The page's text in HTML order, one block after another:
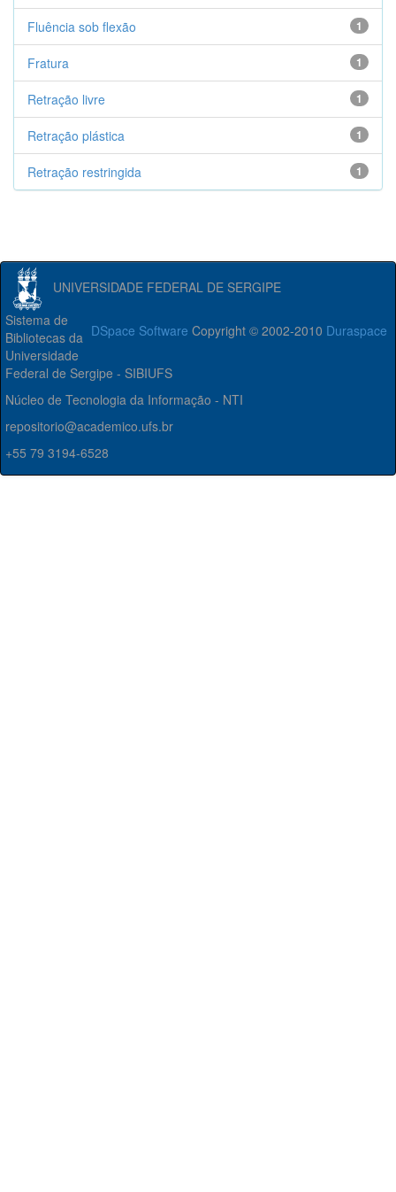
1
Fluência sob flexão
1
Fratura
1
Retração livre
1
Retração plástica
1
Retração restringida
UNIVERSIDADE FEDERAL DE SERGIPE
DSpace Software Copyright © 2002-2010 Duraspace
Sistema de
Bibliotecas da
Universidade
Federal de Sergipe - SIBIUFS
Núcleo de Tecnologia da Informação - NTI
repositorio@academico.ufs.br
+55 79 3194-6528